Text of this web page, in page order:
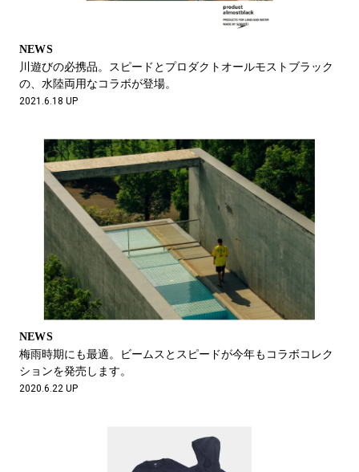
NEWS
川遊びの必携品。スピードとプロダクトオールモストブラック
の、水陸両用なコラボが登場。
2021.6.18 UP
NEWS
梅雨時期にも最適。ビームスとスピードが今年もコラボコレク
ションを発売します。
2020.6.22 UP